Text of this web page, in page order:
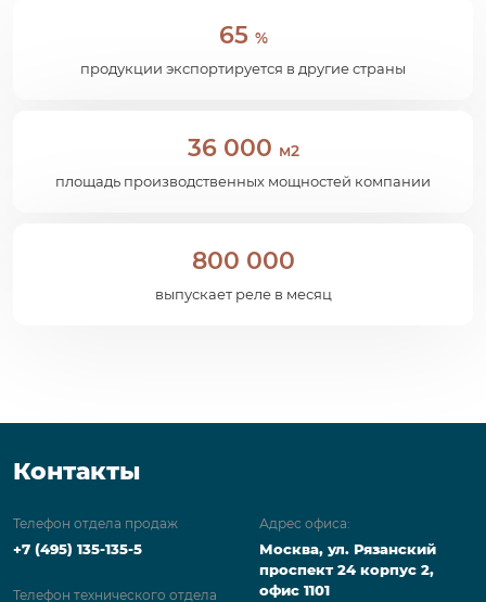
65 %
продукции экспортируется в другие страны
36 000 м2
площадь производственных мощностей компании
800 000
выпускает реле в месяц
Контакты
Телефон отдела продаж
+7 (495) 135-135-5
Телефон технического отдела
Адрес офиса:
Москва, ул. Рязанский
проспект 24 корпус 2,
офис 1101